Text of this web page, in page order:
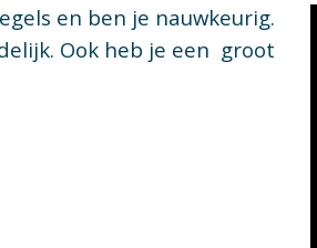
en ben je nauwkeurig.
Ook heb je een groot